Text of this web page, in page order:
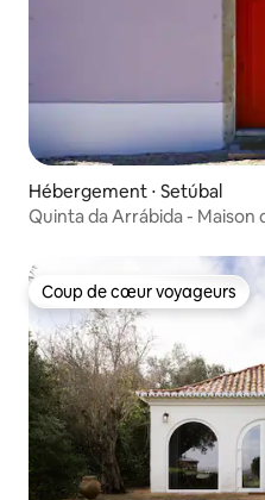
Hébergement ⋅ Setúbal
Quinta da Arrábida - Maison
Coup de cœur voyageurs
Coup de cœur voyageurs